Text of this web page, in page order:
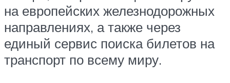
на европейских железнодорожных
направлениях, а также через
единый сервис поиска билетов на
транспорт по всему миру.